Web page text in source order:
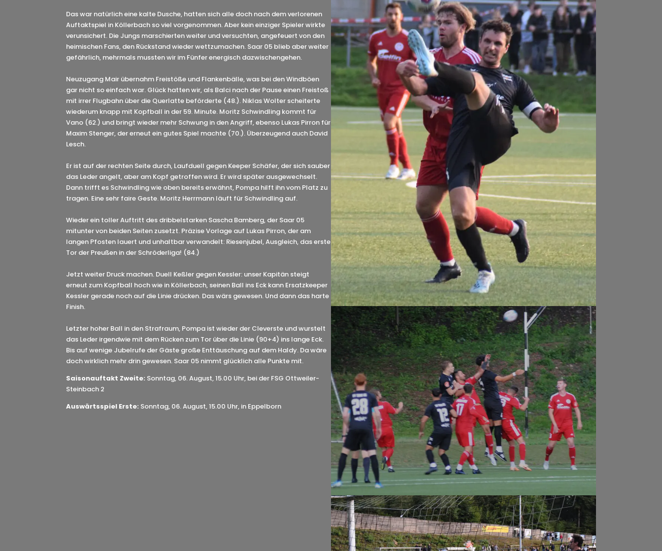
Das war natürlich eine kalte Dusche, hatten sich alle doch nach dem verlorenen
Auftaktspiel in Köllerbach so viel vorgenommen. Aber kein einziger Spieler wirkte
verunsichert. Die Jungs marschierten weiter und versuchten, angefeuert von den
heimischen Fans, den Rückstand wieder wettzumachen. Saar 05 blieb aber weiter
gefährlich, mehrmals mussten wir im Fünfer energisch dazwischengehen.
Neuzugang Mair übernahm Freistöße und Flankenbälle, was bei den Windböen
gar nicht so einfach war. Glück hatten wir, als Balci nach der Pause einen Freistoß
mit irrer Flugbahn über die Querlatte beförderte (48.). Niklas Wolter scheiterte
wiederum knapp mit Kopfball in der 59. Minute. Moritz Schwindling kommt für
Vano (62.) und bringt wieder mehr Schwung in den Angriff, ebenso Lukas Pirron für
Maxim Stenger, der erneut ein gutes Spiel machte (70.). Überzeugend auch David
Lesch.
Er ist auf der rechten Seite durch, Laufduell gegen Keeper Schäfer, der sich sauber
das Leder angelt, aber am Kopf getroffen wird. Er wird später ausgewechselt.
Dann trifft es Schwindling wie oben bereits erwähnt, Pompa hilft ihn vom Platz zu
tragen. Eine sehr faire Geste. Moritz Herrmann läuft für Schwindling auf.
Wieder ein toller Auftritt des dribbelstarken Sascha Bamberg, der Saar 05
mitunter von beiden Seiten zusetzt. Präzise Vorlage auf Lukas Pirron, der am
langen Pfosten lauert und unhaltbar verwandelt: Riesenjubel, Ausgleich, das erste
Tor der Preußen in der Schröderliga! (84.)
Jetzt weiter Druck machen. Duell Keßler gegen Kessler: unser Kapitän steigt
erneut zum Kopfball hoch wie in Köllerbach, seinen Ball ins Eck kann Ersatzkeeper
Kessler gerade noch auf die Linie drücken. Das wärs gewesen. Und dann das harte
Finish.
Letzter hoher Ball in den Strafraum, Pompa ist wieder der Cleverste und wurstelt
das Leder irgendwie mit dem Rücken zum Tor über die Linie (90+4) ins lange Eck.
Bis auf wenige Jubelrufe der Gäste große Enttäuschung auf dem Haldy. Da wäre
doch wirklich mehr drin gewesen. Saar 05 nimmt glücklich alle Punkte mit.
Saisonauftakt Zweite: Sonntag, 06. August, 15.00 Uhr, bei der FSG Ottweiler-
Steinbach 2
Auswärtsspiel Erste: Sonntag, 06. August, 15.00 Uhr, in Eppelborn